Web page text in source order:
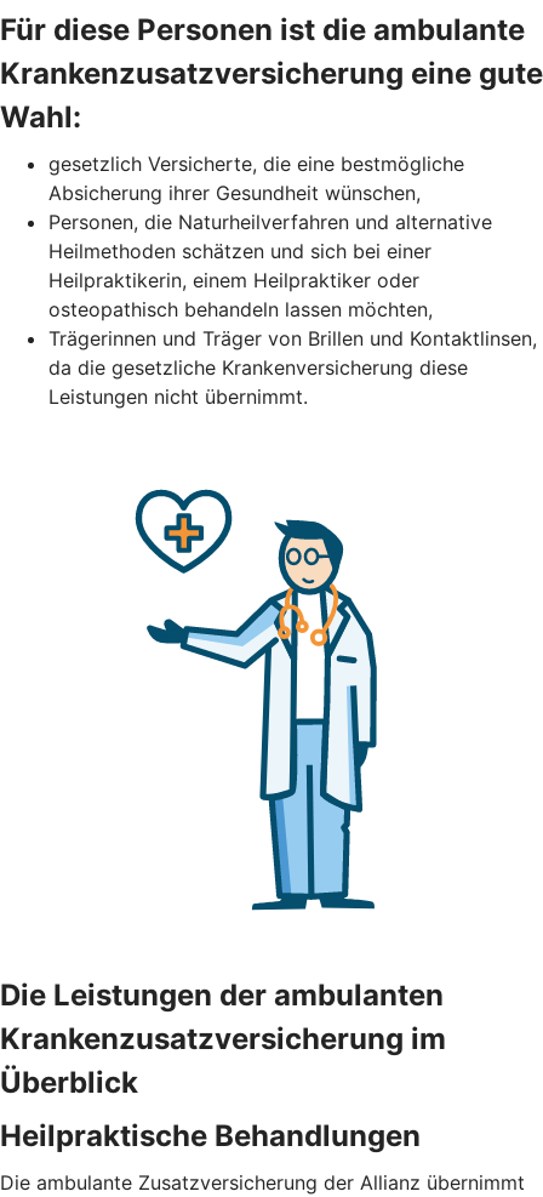
Für diese Personen ist die ambulante
Krankenzusatzversicherung eine gute
Wahl:
gesetzlich Versicherte, die eine bestmögliche
Absicherung ihrer Gesundheit wünschen,
Personen, die Naturheilverfahren und alternative
Heilmethoden schätzen und sich bei einer
Heilpraktikerin, einem Heilpraktiker oder
osteopathisch behandeln lassen möchten,
Trägerinnen und Träger von Brillen und Kontaktlinsen,
da die gesetzliche Krankenversicherung diese
Leistungen nicht übernimmt.
Die Leistungen der ambulanten
Krankenzusatzversicherung im
Überblick
Heilpraktische Behandlungen
Die ambulante Zusatzversicherung der Allianz übernimmt